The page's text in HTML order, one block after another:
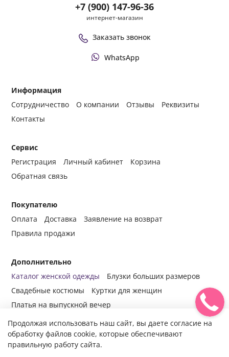
Информация
Сотрудничество
О компании Отзывы
Реквизиты
Контакты
Сервис
Регистрация
Личный кабинет
Корзина
Обратная связь
Покупателю
Оплата
Доставка
Заявление на возврат
Правила продажи
Дополнительно
Каталог женской одежды
Блузки больших размеров
Свадебные костюмы
Куртки для женщин
Платья на выпускной вечер
+7 (900) 147-96-36
интернет-магазин
Заказать звонок
WhatsApp
© 2014-2024 Все права защищены.
Продолжая использовать наш сайт, вы даете согласие на
обработку файлов cookie, которые обеспечивают
правильную работу сайта.